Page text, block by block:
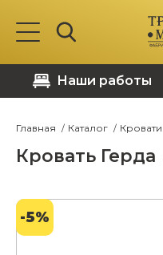
Наши работы
Главная Каталог Кровати
Кровать Герда
-5%